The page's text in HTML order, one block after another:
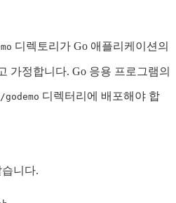
디렉토리가 Go 애플리케이션의
가정합니다. Go 응용 프로그램의
디렉터리에 배포해야 합
니다.